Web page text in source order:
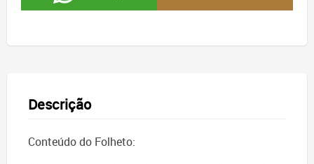
Descrição
Conteúdo do Folheto: